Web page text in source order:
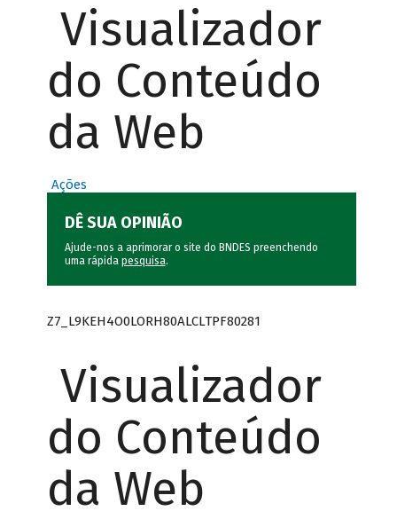
Visualizador
do Conteúdo
da Web
Ações
DÊ SUA OPINIÃO
Ajude-nos a aprimorar o site do BNDES preenchendo
uma rápida pesquisa.
Z7_L9KEH4O0LORH80ALCLTPF80281
Visualizador
do Conteúdo
da Web